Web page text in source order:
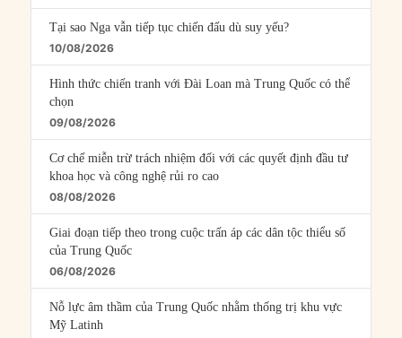
Tại sao Nga vẫn tiếp tục chiến đấu dù suy yếu?
10/08/2026
Hình thức chiến tranh với Đài Loan mà Trung Quốc có thể
chọn
09/08/2026
Cơ chế miễn trừ trách nhiệm đối với các quyết định đầu tư
khoa học và công nghệ rủi ro cao
08/08/2026
Giai đoạn tiếp theo trong cuộc trấn áp các dân tộc thiểu số
của Trung Quốc
06/08/2026
Nỗ lực âm thầm của Trung Quốc nhằm thống trị khu vực
Mỹ Latinh